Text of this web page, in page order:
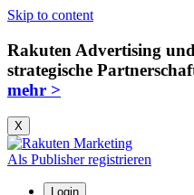
Skip to content
Rakuten Advertising
strategische
mehr >
X
Als Publisher registrieren
Login